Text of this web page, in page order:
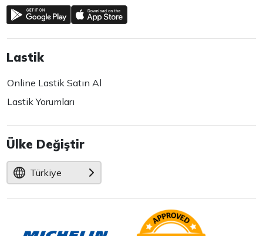
Lastik
Online Lastik Satın Al
Lastik Yorumları
Ülke Değiştir
Türkiye